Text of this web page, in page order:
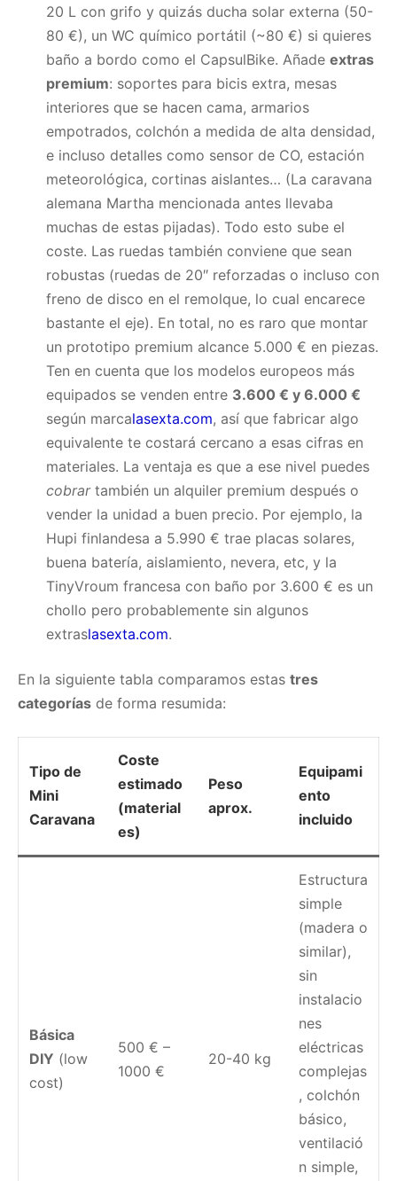
20 L con grifo y quizás ducha solar externa (50-
80 €), un WC químico portátil (~80 €) si quieres
baño a bordo como el CapsulBike. Añade extras
premium: soportes para bicis extra, mesas
interiores que se hacen cama, armarios
empotrados, colchón a medida de alta densidad,
e incluso detalles como sensor de CO, estación
meteorológica, cortinas aislantes… (La caravana
alemana Martha mencionada antes llevaba
muchas de estas pijadas). Todo esto sube el
coste. Las ruedas también conviene que sean
robustas (ruedas de 20″ reforzadas o incluso con
freno de disco en el remolque, lo cual encarece
bastante el eje). En total, no es raro que montar
un prototipo premium alcance 5.000 € en piezas.
Ten en cuenta que los modelos europeos más
equipados se venden entre 3.600 € y 6.000 €
según marcalasexta.com, así que fabricar algo
equivalente te costará cercano a esas cifras en
materiales. La ventaja es que a ese nivel puedes
cobrartambién un alquiler premium después o
vender la unidad a buen precio. Por ejemplo, la
Hupi finlandesa a 5.990 € trae placas solares,
buena batería, aislamiento, nevera, etc, y la
TinyVroum francesa con baño por 3.600 € es un
chollo pero probablemente sin algunos
extraslasexta.com.
En la siguiente tabla comparamos estas tres
categorías de forma resumida:
Tipo de
Mini
Caravana
Coste
estimado
(material
es)
Peso
aprox.
Equipami
ento
incluido
Básica
DIY (low
cost)
500 € –
1000 €
20-40 kg
Estructura
simple
(madera o
similar),
sin
instalacio
nes
eléctricas
complejas
, colchón
básico,
ventilació
n simple,